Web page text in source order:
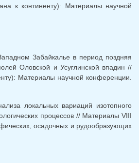
к континенту): Материалы научной
Забайкалье в период поздняя
Оловской и Усуглинской впадин //
Материалы научной конференции.
локальных вариаций изотопного
процессов // Материалы VIII
осадочных и рудообразующих